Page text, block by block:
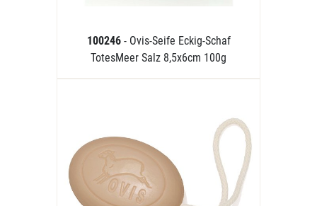
100246 - Ovis-Seife Eckig-Schaf
TotesMeer Salz 8,5x6cm 100g